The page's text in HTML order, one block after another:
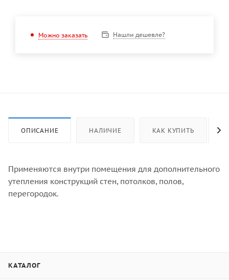
Можно заказать Нашли дешевле?
ОПИСАНИЕ НАЛИЧИЕ КАК КУПИТЬ
Применяются внутри помещения для дополнительного
утепления конструкций стен, потолков, полов,
перегородок.
КАТАЛОГ